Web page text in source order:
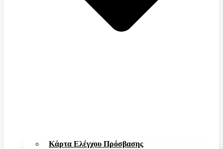
Κάρτα Ελέγχου Πρόσβασης